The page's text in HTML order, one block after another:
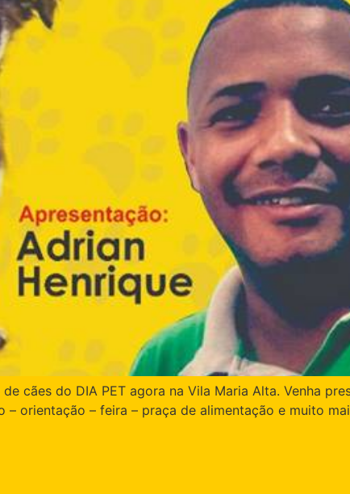
cães do DIA PET agora na Vila Maria Alta. Venha
orientação – feira – praça de alimentação e muito